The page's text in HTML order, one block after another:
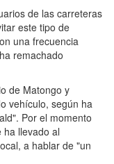
de las carreteras
este tipo de
una frecuencia
remachado
de Matongo y
vehículo, según ha
Por el momento
ha llevado al
a hablar de "un